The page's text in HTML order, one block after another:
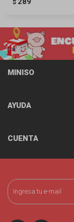
$
MINISO
AYUDA
CUENTA